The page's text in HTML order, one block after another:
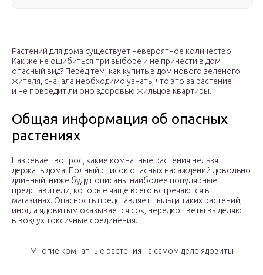
Растений для дома существует невероятное количество.
Как же не ошибиться при выборе и не принести в дом
опасный вид? Перед тем, как купить в дом нового зеленого
жителя, сначала необходимо узнать, что это за растение
и не повредит ли оно здоровью жильцов квартиры.
Общая информация об опасных
растениях
Назревает вопрос, какие комнатные растения нельзя
держать дома. Полный список опасных насаждений довольно
длинный, ниже будут описаны наиболее популярные
представители, которые чаще всего встречаются в
магазинах. Опасность представляет пыльца таких растений,
иногда ядовитым оказывается сок, нередко цветы выделяют
в воздух токсичные соединения.
Многие комнатные растения на самом деле ядовиты